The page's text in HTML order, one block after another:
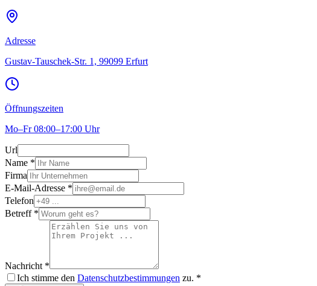
Adresse
Gustav-Tauschek-Str. 1, 99099 Erfurt
Öffnungszeiten
Mo–Fr 08:00–17:00 Uhr
Url
Name *
Firma
E-Mail-Adresse *
Telefon
Betreff *
Nachricht *
Ich stimme den Datenschutzbestimmungen zu. *